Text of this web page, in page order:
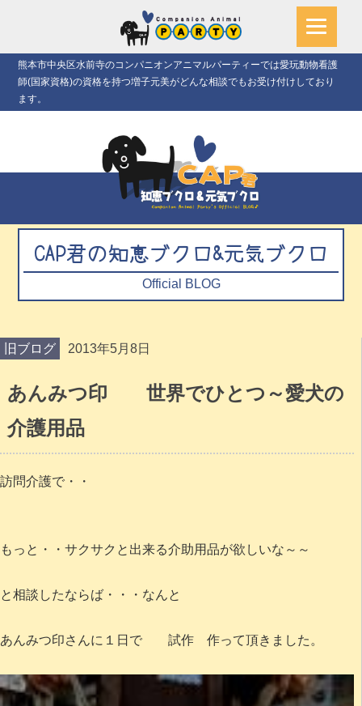
熊本市中央区水前寺のコンパニオンアニマルパーティーでは愛玩動物看護
師(国家資格)の資格を持つ増子元美がどんな相談でもお受け付けしており
ます。
CAP君の知恵ブクロ&元気ブクロ
Official BLOG
旧ブログ 2013年5月8日
あんみつ印 世界でひとつ～愛犬の
介護用品
訪問介護で・・
もっと・・サクサクと出来る介助用品が欲しいな～～
と相談したならば・・・なんと
あんみつ印さんに１日で 試作 作って頂きました。